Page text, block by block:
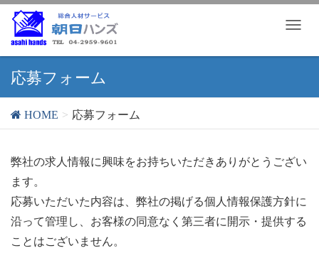
T
g
i
a
応募フォーム
HOME 応募フォーム
弊社の求人情報に興味をお持ちいただきありがとうござい
ます。
応募いただいた内容は、弊社の掲げる個人情報保護方針に
沿って管理し、お客様の同意なく第三者に開示・提供する
ことはございません。